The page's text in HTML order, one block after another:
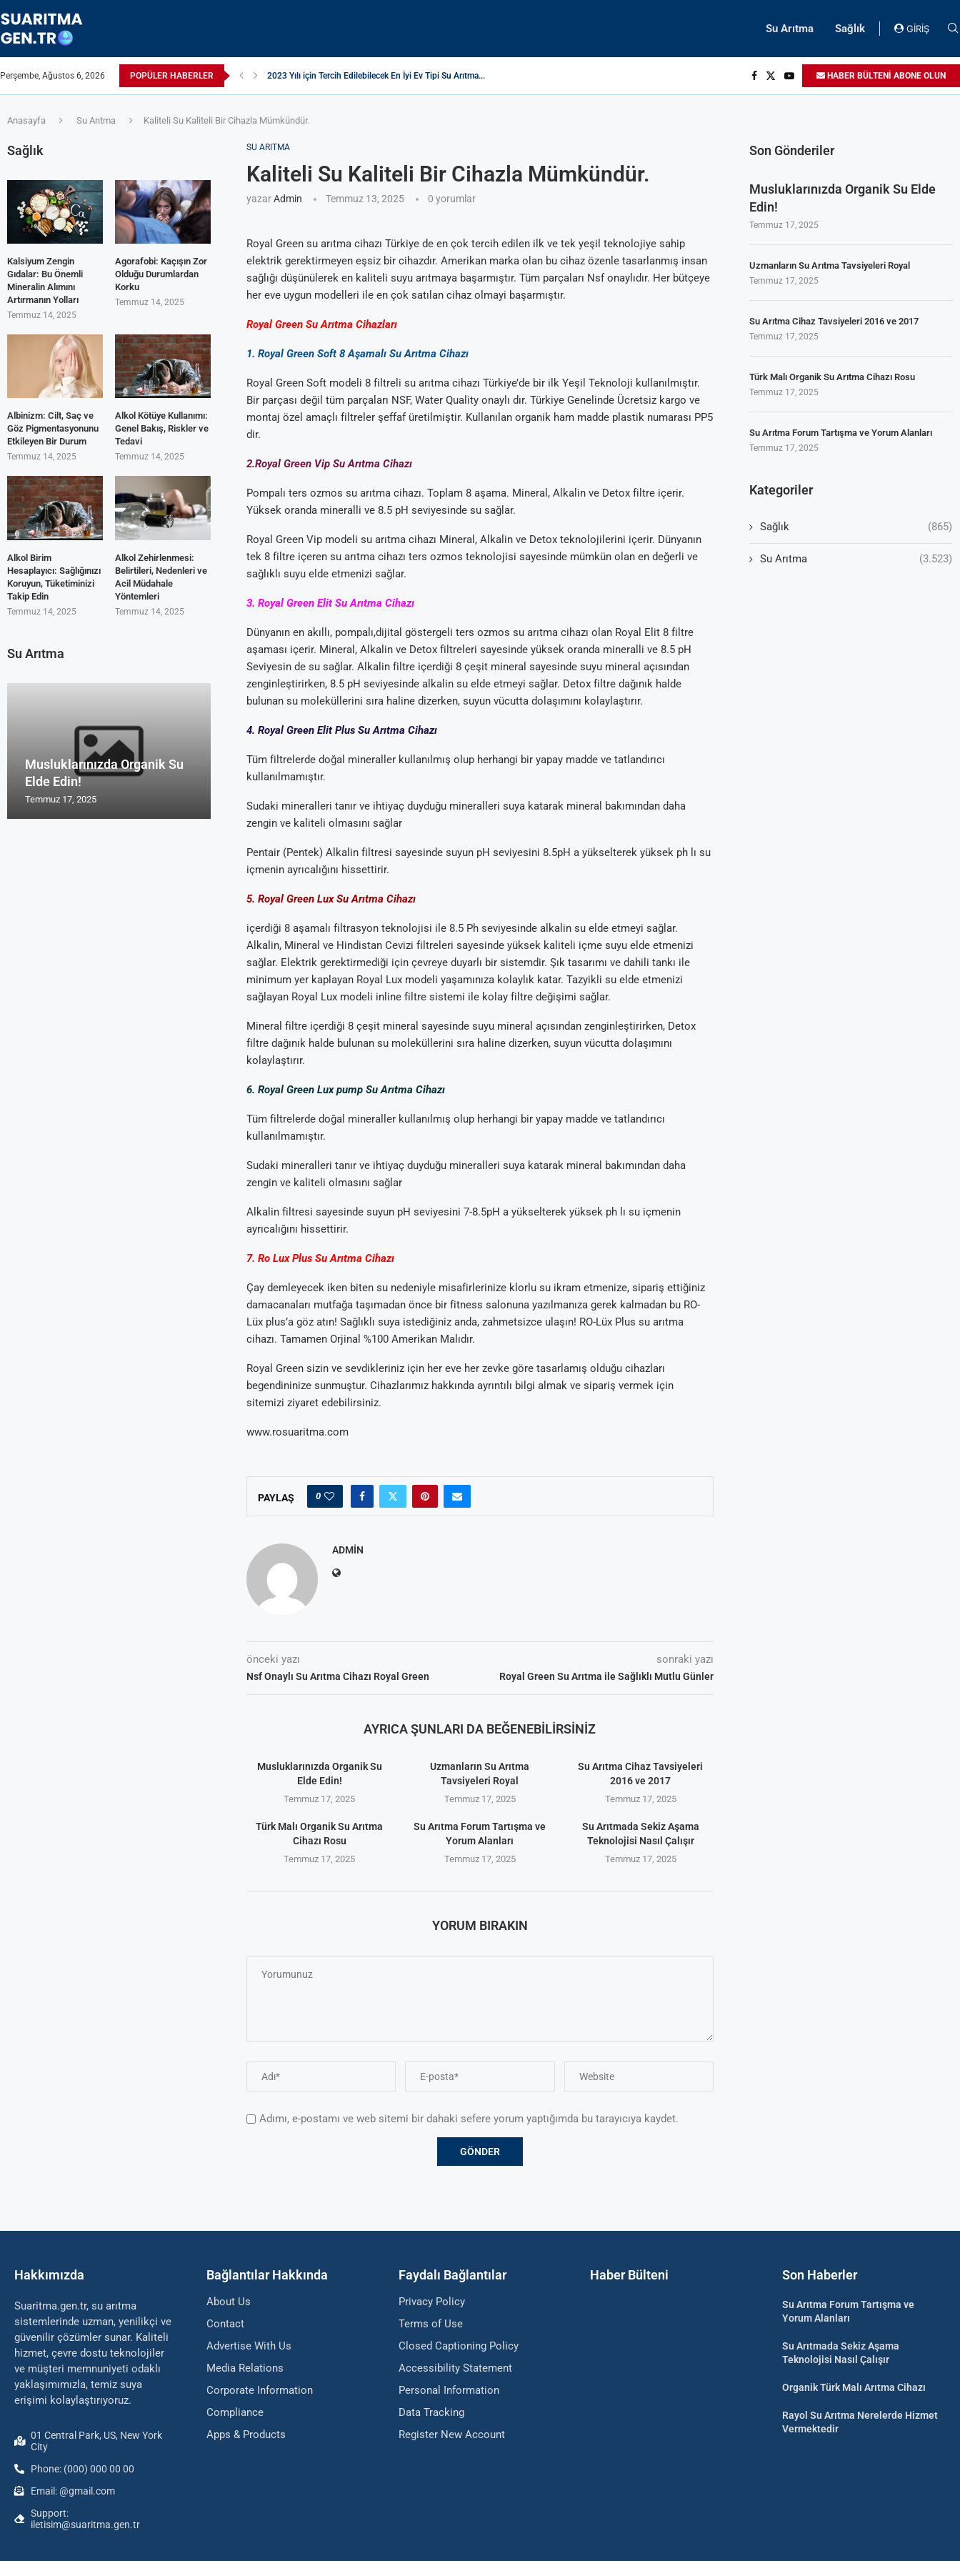
Su Arıtma Sağlık GİRİŞ
Perşembe, Ağustos 6, 2026 POPÜLER HABERLER 2023 Yılı için Tercih Edilebilecek En İyi Ev Tipi Su Arıtma... HABER BÜLTENİ ABONE OLUN
Anasayfa Su Arıtma Kaliteli Su Kaliteli Bir Cihazla Mümkündür.
SU ARITMA
Kaliteli Su Kaliteli Bir Cihazla Mümkündür.
yazarAdmin Temmuz 13, 2025 0 yorumlar
Royal Green su arıtma cihazı Türkiye de en çok tercih edilen ilk ve tek yeşil teknolojiye sahip
elektrik gerektirmeyen eşsiz bir cihazdır. Amerikan marka olan bu cihaz özenle tasarlanmış insan
sağlığı düşünülerek en kaliteli suyu arıtmaya başarmıştır. Tüm parçaları Nsf onaylıdır. Her bütçeye
her eve uygun modelleri ile en çok satılan cihaz olmayi başarmıştır.
Royal Green Su Arıtma Cihazları
1. Royal Green Soft 8 Aşamalı Su Arıtma Cihazı
Royal Green Soft modeli 8 filtreli su arıtma cihazı Türkiye’de bir ilk Yeşil Teknoloji kullanılmıştır.
Bir parçası değil tüm parçaları NSF, Water Quality onaylı dır. Türkiye Genelinde Ücretsiz kargo ve
montaj özel amaçlı filtreler şeffaf üretilmiştir. Kullanılan organik ham madde plastik numarası PP5
dir.
2.Royal Green Vip Su Arıtma Cihazı
Pompalı ters ozmos su arıtma cihazı. Toplam 8 aşama. Mineral, Alkalin ve Detox filtre içerir.
Yüksek oranda mineralli ve 8.5 pH seviyesinde su sağlar.
Royal Green Vip modeli su arıtma cihazı Mineral, Alkalin ve Detox teknolojilerini içerir. Dünyanın
tek 8 filtre içeren su arıtma cihazı ters ozmos teknolojisi sayesinde mümkün olan en değerli ve
sağlıklı suyu elde etmenizi sağlar.
3. Royal Green Elit Su Arıtma Cihazı
Dünyanın en akıllı, pompalı,dijital göstergeli ters ozmos su arıtma cihazı olan Royal Elit 8 filtre
aşaması içerir. Mineral, Alkalin ve Detox filtreleri sayesinde yüksek oranda mineralli ve 8.5 pH
Seviyesin de su sağlar. Alkalin filtre içerdiği 8 çeşit mineral sayesinde suyu mineral açısından
zenginleştirirken, 8.5 pH seviyesinde alkalin su elde etmeyi sağlar. Detox filtre dağınık halde
bulunan su moleküllerini sıra haline dizerken, suyun vücutta dolaşımını kolaylaştırır.
4. Royal Green Elit Plus Su Arıtma Cihazı
Tüm filtrelerde doğal mineraller kullanılmış olup herhangi bir yapay madde ve tatlandırıcı
kullanılmamıştır.
Sudaki mineralleri tanır ve ihtiyaç duyduğu mineralleri suya katarak mineral bakımından daha
zengin ve kaliteli olmasını sağlar
Pentair (Pentek) Alkalin filtresi sayesinde suyun pH seviyesini 8.5pH a yükselterek yüksek ph lı su
içmenin ayrıcalığını hissettirir.
5. Royal Green Lux Su Arıtma Cihazı
içerdiği 8 aşamalı filtrasyon teknolojisi ile 8.5 Ph seviyesinde alkalin su elde etmeyi sağlar.
Alkalin, Mineral ve Hindistan Cevizi filtreleri sayesinde yüksek kaliteli içme suyu elde etmenizi
sağlar. Elektrik gerektirmediği için çevreye duyarlı bir sistemdir. Şık tasarımı ve dahili tankı ile
minimum yer kaplayan Royal Lux modeli yaşamınıza kolaylık katar. Tazyikli su elde etmenizi
sağlayan Royal Lux modeli inline filtre sistemi ile kolay filtre değişimi sağlar.
Mineral filtre içerdiği 8 çeşit mineral sayesinde suyu mineral açısından zenginleştirirken, Detox
filtre dağınık halde bulunan su moleküllerini sıra haline dizerken, suyun vücutta dolaşımını
kolaylaştırır.
6. Royal Green Lux pump Su Arıtma Cihazı
Tüm filtrelerde doğal mineraller kullanılmış olup herhangi bir yapay madde ve tatlandırıcı
kullanılmamıştır.
Sudaki mineralleri tanır ve ihtiyaç duyduğu mineralleri suya katarak mineral bakımından daha
zengin ve kaliteli olmasını sağlar
Alkalin filtresi sayesinde suyun pH seviyesini 7-8.5pH a yükselterek yüksek ph lı su içmenin
ayrıcalığını hissettirir.
7. Ro Lux Plus Su Arıtma Cihazı
Çay demleyecek iken biten su nedeniyle misafirlerinize klorlu su ikram etmenize, sipariş ettiğiniz
damacanaları mutfağa taşımadan önce bir fitness salonuna yazılmanıza gerek kalmadan bu RO-
Lüx plus’a göz atın! Sağlıklı suya istediğiniz anda, zahmetsizce ulaşın! RO-Lüx Plus su arıtma
cihazı. Tamamen Orjinal %100 Amerikan Malıdır.
Royal Green sizin ve sevdikleriniz için her eve her zevke göre tasarlamış olduğu cihazları
begendininize sunmuştur. Cihazlarımız hakkında ayrıntılı bilgi almak ve sipariş vermek için
sitemizi ziyaret edebilirsiniz.
www.rosuaritma.com
PAYLAŞ 0
ADMIN
önceki yazı
Nsf Onaylı Su Arıtma Cihazı Royal Green
sonraki yazı
Royal Green Su Arıtma ile Sağlıklı Mutlu Günler
AYRICA ŞUNLARI DA BEĞENEBILIRSINIZ
Musluklarınızda Organik Su
Elde Edin!
Temmuz 17, 2025
Uzmanların Su Arıtma
Tavsiyeleri Royal
Temmuz 17, 2025
Su Arıtma Cihaz Tavsiyeleri
2016 ve 2017
Temmuz 17, 2025
Türk Malı Organik Su Arıtma
Cihazı Rosu
Temmuz 17, 2025
Su Arıtma Forum Tartışma ve
Yorum Alanları
Temmuz 17, 2025
Su Arıtmada Sekiz Aşama
Teknolojisi Nasıl Çalışır
Temmuz 17, 2025
YORUM BIRAKIN
Adımı, e-postamı ve web sitemi bir dahaki sefere yorum yaptığımda bu tarayıcıya kaydet.
Son Gönderiler
Musluklarınızda Organik Su Elde
Edin!
Temmuz 17, 2025
Uzmanların Su Arıtma Tavsiyeleri Royal
Temmuz 17, 2025
Su Arıtma Cihaz Tavsiyeleri 2016 ve 2017
Temmuz 17, 2025
Türk Malı Organik Su Arıtma Cihazı Rosu
Temmuz 17, 2025
Su Arıtma Forum Tartışma ve Yorum Alanları
Temmuz 17, 2025
Kategoriler
Sağlık (865)
Su Arıtma (3.523)
Sağlık
Kalsiyum Zengin
Gıdalar: Bu Önemli
Mineralin Alımını
Artırmanın Yolları
Temmuz 14, 2025
Agorafobi: Kaçışın Zor
Olduğu Durumlardan
Korku
Temmuz 14, 2025
Albinizm: Cilt, Saç ve
Göz Pigmentasyonunu
Etkileyen Bir Durum
Temmuz 14, 2025
Alkol Kötüye Kullanımı:
Genel Bakış, Riskler ve
Tedavi
Temmuz 14, 2025
Alkol Birim
Hesaplayıcı: Sağlığınızı
Koruyun, Tüketiminizi
Takip Edin
Temmuz 14, 2025
Alkol Zehirlenmesi:
Belirtileri, Nedenleri ve
Acil Müdahale
Yöntemleri
Temmuz 14, 2025
Su Arıtma
Musluklarınızda Organik Su
Elde Edin!
Temmuz 17, 2025
Uzmanların Su Arıtma
Tavsiyeleri Royal
Temmuz 17, 2025
Su Arıtma Cihaz Tavsiyeleri
2016 ve 2017
Temmuz 17, 2025
Türk Malı Organik Su Arıtma
Cihazı Rosu
Temmuz 17, 2025
Su Arıtma Forum Tartışma ve
Yorum Alanları
Temmuz 17, 2025
Hakkımızda
Suaritma.gen.tr, su arıtma
sistemlerinde uzman, yenilikçi ve
güvenilir çözümler sunar. Kaliteli
hizmet, çevre dostu teknolojiler
ve müşteri memnuniyeti odaklı
yaklaşımımızla, temiz suya
erişimi kolaylaştırıyoruz.
01 Central Park, US, New York
City
Phone: (000) 000 00 00
Email: @gmail.com
Support:
iletisim@suaritma.gen.tr
Bağlantılar Hakkında
About Us
Contact
Advertise With Us
Media Relations
Corporate Information
Compliance
Apps & Products
Faydalı Bağlantılar
Privacy Policy
Terms of Use
Closed Captioning Policy
Accessibility Statement
Personal Information
Data Tracking
Register New Account
Haber Bülteni Son Haberler
Su Arıtma Forum Tartışma ve
Yorum Alanları
Su Arıtmada Sekiz Aşama
Teknolojisi Nasıl Çalışır
Organik Türk Malı Arıtma Cihazı
Rayol Su Arıtma Nerelerde Hizmet
Vermektedir